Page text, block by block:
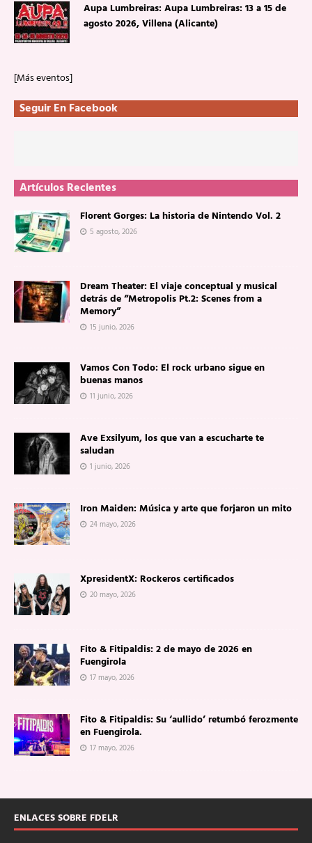
Aupa Lumbreiras: Aupa Lumbreiras: 13 a 15 de
agosto 2026, Villena (Alicante)
[Más eventos]
Seguir En Facebook
Artículos Recientes
Florent Gorges: La historia de Nintendo Vol. 2
5 agosto, 2026
Dream Theater: El viaje conceptual y musical
detrás de “Metropolis Pt.2: Scenes from a
Memory”
15 junio, 2026
Vamos Con Todo: El rock urbano sigue en
buenas manos
11 junio, 2026
Ave Exsilyum, los que van a escucharte te
saludan
1 junio, 2026
Iron Maiden: Música y arte que forjaron un mito
24 mayo, 2026
XpresidentX: Rockeros certificados
20 mayo, 2026
Fito & Fitipaldis: 2 de mayo de 2026 en
Fuengirola
17 mayo, 2026
Fito & Fitipaldis: Su ‘aullido’ retumbó ferozmente
en Fuengirola.
17 mayo, 2026
ENLACES SOBRE FDELR